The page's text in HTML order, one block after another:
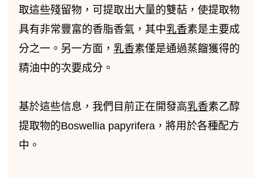
取這些殘留物，可提取出大量的雙萜，使提取物
具有非常豐富的香脂香氣，其中乳香素是主要成
分之一。另一方面， 乳香素僅是通過蒸餾獲得的
精油中的次要成分。
基於這些信息，我們目前正在開發高乳香素乙醇
提取物的Boswellia papyrifera，將用於各種配方
中。